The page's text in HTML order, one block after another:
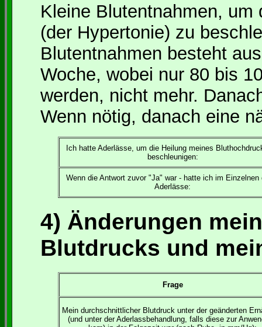
Kleine Blutentnahmen,
(der Hypertonie) zu
Blutentnahmen besteht
Woche, wobei nur 80 bis
werden, nicht mehr.
Wenn nötig, danach eine
Ich hatte Aderlässe, um die Heilung meines
beschleunigen:
Wenn die Antwort zuvor "Ja" war - hatte ich im Einzelnen
Aderlässe:
4) Änderungen
Blutdrucks und
Frage
Mein durchschnittlicher Blutdruck unter der geänderten
(und unter der Aderlassbehandlung, falls diese zur